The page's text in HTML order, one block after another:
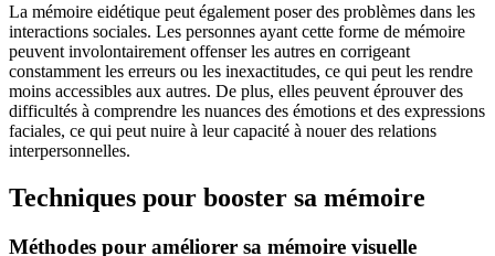
La mémoire eidétique peut également poser des problèmes dans les
interactions sociales. Les personnes ayant cette forme de mémoire
peuvent involontairement offenser les autres en corrigeant
constamment les erreurs ou les inexactitudes, ce qui peut les rendre
moins accessibles aux autres. De plus, elles peuvent éprouver des
difficultés à comprendre les nuances des émotions et des expressions
faciales, ce qui peut nuire à leur capacité à nouer des relations
interpersonnelles.
Techniques pour booster sa mémoire
Méthodes pour améliorer sa mémoire visuelle